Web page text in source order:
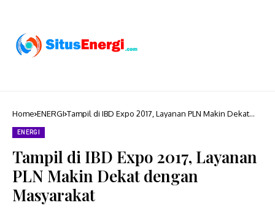
Home ENERGI Tampil di IBD Expo 2017, Layanan PLN Makin Dekat
ENERGI
Tampil di IBD Expo 2017, Layanan
PLN Makin Dekat dengan
Masyarakat